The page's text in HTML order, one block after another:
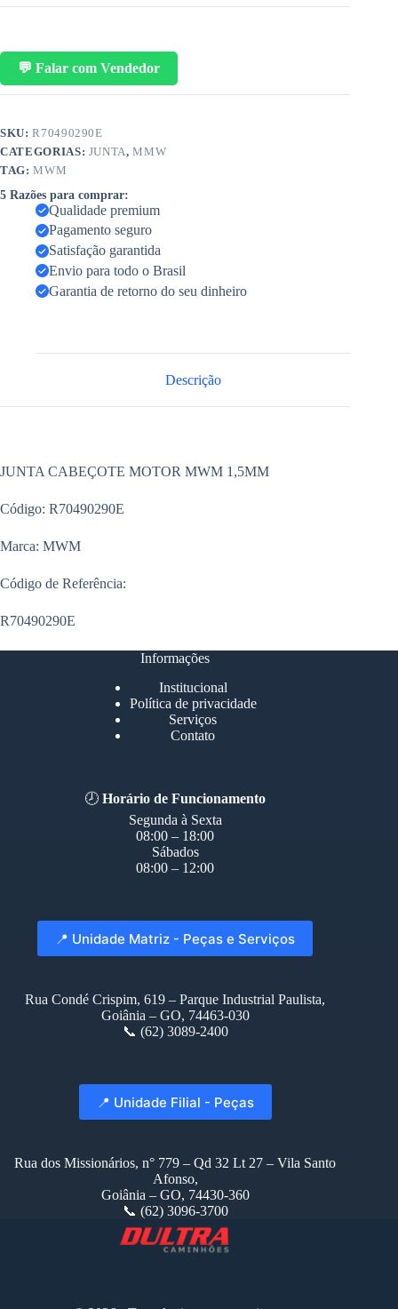
💬 Falar com Vendedor
SKU:R70490290E
CATEGORIAS: JUNTA,MMW
TAG:MWM
5 Razões para comprar:
Qualidade premium
Pagamento seguro
Satisfação garantida
Envio para todo o Brasil
Garantia de retorno do seu dinheiro
Descrição
JUNTA CABEÇOTE MOTOR MWM 1,5MM
Código: R70490290E
Marca: MWM
Código de Referência:
R70490290E
Informações
Institucional
Política de privacidade
Serviços
Contato
🕗Horário de Funcionamento
Segunda à Sexta
08:00 – 18:00
Sábados
08:00 – 12:00
📍 Unidade Matriz - Peças e Serviços
Rua Condé Crispim, 619 – Parque Industrial Paulista,
Goiânia – GO, 74463-030
📞 (62) 3089-2400
📍 Unidade Filial - Peças
Rua dos Missionários, n° 779 – Qd 32 Lt 27 – Vila Santo
Afonso,
Goiânia – GO, 74430-360
📞 (62) 3096-3700